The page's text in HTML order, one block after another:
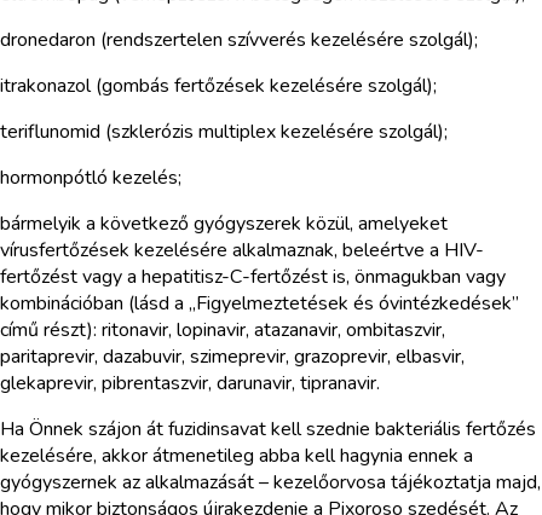
dronedaron (rendszertelen szívverés kezelésére szolgál);
itrakonazol (gombás fertőzések kezelésére szolgál);
teriflunomid (szklerózis multiplex kezelésére szolgál);
hormonpótló kezelés;
bármelyik a következő gyógyszerek közül, amelyeket
vírusfertőzések kezelésére alkalmaznak, beleértve a HIV-
fertőzést vagy a hepatitisz-C-fertőzést is, önmagukban vagy
kombinációban (lásd a „Figyelmeztetések és óvintézkedések”
című részt): ritonavir, lopinavir, atazanavir, ombitaszvir,
paritaprevir, dazabuvir, szimeprevir, grazoprevir, elbasvir,
glekaprevir, pibrentaszvir, darunavir, tipranavir.
Ha Önnek szájon át fuzidinsavat kell szednie bakteriális fertőzés
kezelésére, akkor átmenetileg abba kell hagynia ennek a
gyógyszernek az alkalmazását – kezelőorvosa tájékoztatja majd,
hogy mikor biztonságos újrakezdenie a Pixoroso szedését. Az